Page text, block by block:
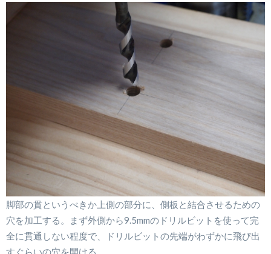
脚部の貫というべきか上側の部分に、側板と結合させるための
穴を加工する。まず外側から9.5mmのドリルビットを使って完
全に貫通しない程度で、ドリルビットの先端がわずかに飛び出
すぐらいの穴を開ける。